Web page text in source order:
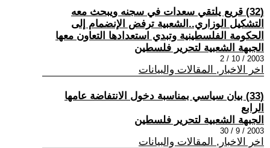
(32) قريع يلتقي سعدات في سجنه ويبحث معه
التشكيل الوزاري..الشعبية ترفض الإنضمام إلى
الحكومة الفلسطينية وتبدي استعدادها التعاون معها
الجبهة الشعبية لتحرير فلسطين
2003 / 10 / 2
اخر الاخبار, المقالات والبيانات
(33) بيان سياسي بمناسبة دخول الانتفاضة عامها
الرابع
الجبهة الشعبية لتحرير فلسطين
2003 / 9 / 30
اخر الاخبار, المقالات والبيانات